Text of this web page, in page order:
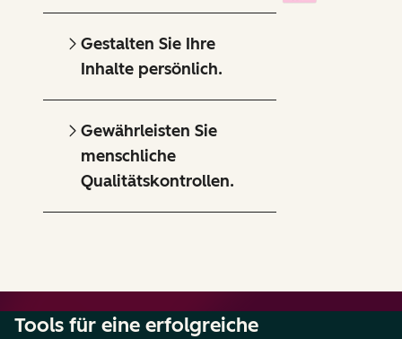
Gestalten Sie Ihre
Inhalte persönlich.
Gewährleisten Sie
menschliche
Qualitätskontrollen.
Tools für eine erfolgreiche